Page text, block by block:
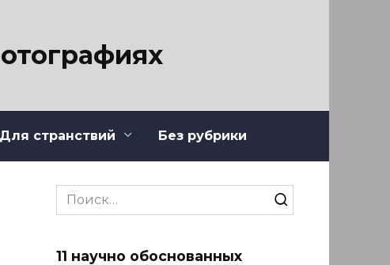
Для странствий Без рубрики
Search
for:
11 научно обоснованных